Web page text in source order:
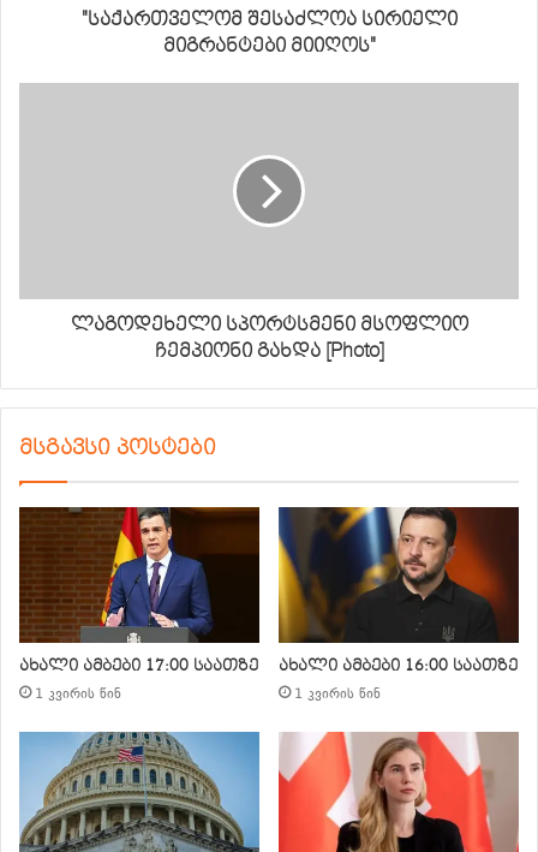
"საქართველომ შესაძლოა სირიელი
მიგრანტები მიიღოს"
ლაგოდეხელი სპორტსმენი მსოფლიო
ჩემპიონი გახდა [Photo]
მსგავსი პოსტები
ახალი ამბები 17:00 საათზე
1 კვირის წინ
ახალი ამბები 16:00 საათზე
1 კვირის წინ